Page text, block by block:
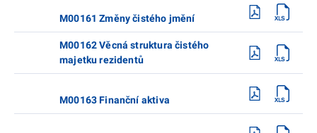
M00161 Změny čistého jmění
M00162 Věcná struktura čistého
majetku rezidentů
M00163 Finanční aktiva